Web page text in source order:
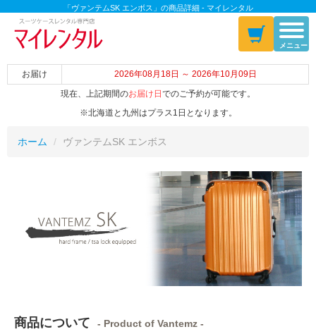
「ヴァンテムSK エンボス」の商品詳細 - マイレンタル
メニュー
お届け
2026年08月18日 ～ 2026年10月09日
現在、上記期間のお届け日 でのご予約が可能です。
※北海道と九州はプラス1日となります。
ホーム ヴァンテムSK エンボス
商品について - Product of Vantemz -